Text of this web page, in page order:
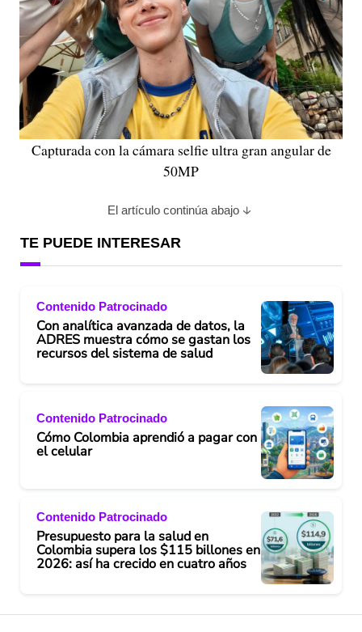
Capturada con la cámara selfie ultra gran angular de
50MP
El artículo continúa abajo
TE PUEDE INTERESAR
Contenido Patrocinado
Con analítica avanzada de datos, la
ADRES muestra cómo se gastan los
recursos del sistema de salud
Contenido Patrocinado
Cómo Colombia aprendió a pagar con
el celular
Contenido Patrocinado
Presupuesto para la salud en
Colombia supera los $115 billones en
2026: así ha crecido en cuatro años